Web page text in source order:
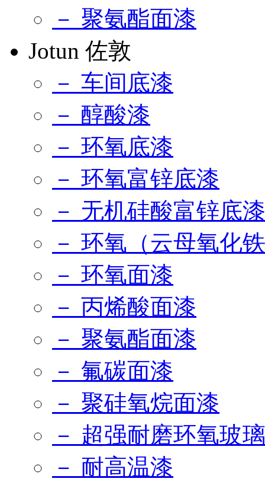
－ 聚氨酯面漆
Jotun 佐敦
－ 车间底漆
－ 醇酸漆
－ 环氧底漆
－ 环氧富锌底漆
－ 无机硅酸富锌底漆
－ 环氧（云母氧化
－ 环氧面漆
－ 丙烯酸面漆
－ 聚氨酯面漆
－ 氟碳面漆
－ 聚硅氧烷面漆
－ 超强耐磨环氧玻
－ 耐高温漆